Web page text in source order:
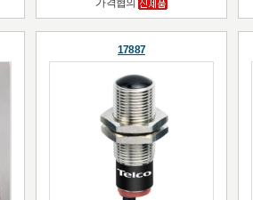
가격협의
17887